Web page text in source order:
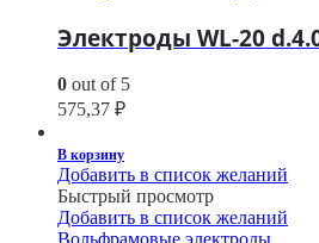
Электроды WL-20
0 out of 5
575,37 ₽
В корзину
Добавить в список желаний
Быстрый просмотр
Добавить в список желаний